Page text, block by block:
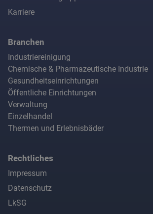
Karriere
Branchen
Industriereinigung
Chemische & Pharmazeutische Industrie
Gesundheitseinrichtungen
Öffentliche Einrichtungen
Verwaltung
Einzelhandel
Thermen und Erlebnisbäder
Rechtliches
Impressum
Datenschutz
LkSG